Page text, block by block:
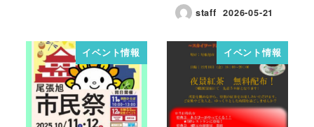
staff 2026-05-21
イベント情報 イベント情報